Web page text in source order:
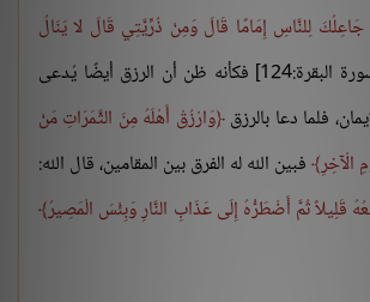
جَاعِلُكَ لِلنَّاسِ إِمَامًا قَالَ وَمِنْ ذُرِّيَّتِي قَالَ لا يَنَالُ
[سورة البقرة:124] فكأنه ظن أن الرزق أيضًا يُدعى
فلما دعا بالرزق وَارْزُقْ أَهْلَهُ مِنَ الثَّمَرَاتِ مَنْ
الْآخِرِ فبين الله له الفرق بين المقامين، قال الله:
قَلِيلاً ثُمَّ أَضْطَرُّهُ إِلَى عَذَابِ النَّارِ وَبِئْسَ الْمَصِيرُ